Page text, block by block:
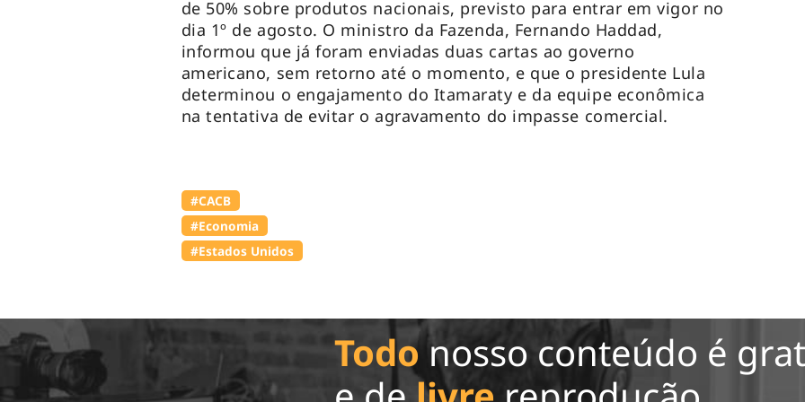
de 50% sobre produtos nacionais, previsto para entrar em vigor no
dia 1º de agosto. O ministro da Fazenda, Fernando Haddad,
informou que já foram enviadas duas cartas ao governo
americano, sem retorno até o momento, e que o presidente Lula
determinou o engajamento do Itamaraty e da equipe econômica
na tentativa de evitar o agravamento do impasse comercial.
#⁠CACB
#Economia
#Estados Unidos
Todonosso conteúdo é